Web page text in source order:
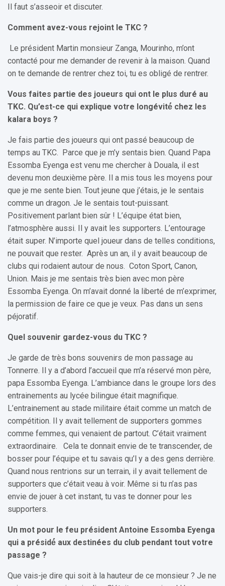
Il faut s’asseoir et discuter.
Comment avez-vous rejoint le TKC ?
Le président Martin monsieur Zanga, Mourinho, m’ont
contacté pour me demander de revenir à la maison. Quand
on te demande de rentrer chez toi, tu es obligé de rentrer.
Vous faites partie des joueurs qui ont le plus duré au
TKC. Qu’est-ce qui explique votre longévité́ chez les
kalara boys ?
Je fais partie des joueurs qui ont passé beaucoup de
temps au TKC. Parce que je m’y sentais bien. Quand Papa
Essomba Eyenga est venu me chercher à Douala, il est
devenu mon deuxième père. Il a mis tous les moyens pour
que je me sente bien. Tout jeune que j’étais, je le sentais
comme un dragon. Je le sentais tout-puissant.
Positivement parlant bien sûr ! L’équipe état bien,
l’atmosphère aussi. Il y avait les supporters. L’entourage
était super. N’importe quel joueur dans de telles conditions,
ne pouvait que rester. Après un an, il y avait beaucoup de
clubs qui rodaient autour de nous. Coton Sport, Canon,
Union. Mais je me sentais très bien avec mon père
Essomba Eyenga. On m’avait donné la liberté de m’exprimer,
la permission de faire ce que je veux. Pas dans un sens
péjoratif.
Quel souvenir gardez-vous du TKC ?
Je garde de très bons souvenirs de mon passage au
Tonnerre. Il y a d’abord l’accueil que m’a réservé mon père,
papa Essomba Eyenga. L’ambiance dans le groupe lors des
entrainements au lycée bilingue était magnifique.
L’entrainement au stade militaire était comme un match de
compétition. Il y avait tellement de supporters gommes
comme femmes, qui venaient de partout. C’était vraiment
extraordinaire. Cela te donnait envie de te transcender, de
bosser pour l’équipe et tu savais qu’l y a des gens derrière.
Quand nous rentrions sur un terrain, il y avait tellement de
supporters que c’était veau à voir. Même si tu n’as pas
envie de jouer à cet instant, tu vas te donner pour les
supporters.
Un mot pour le feu président Antoine Essomba Eyenga
qui a présidé́ aux destinées du club pendant tout votre
passage ?
Que vais-je dire qui soit à la hauteur de ce monsieur ? Je ne